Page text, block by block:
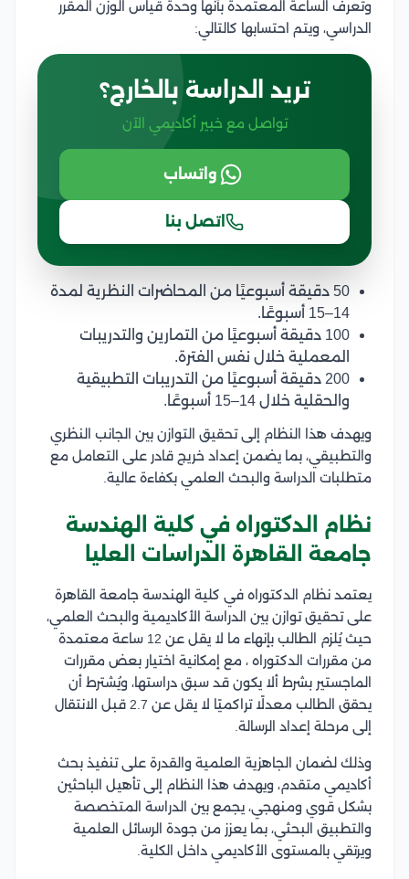
وتُعرف الساعة المعتمدة بأنها وحدة قياس الوزن المقرر
الدراسي، ويتم احتسابها كالتالي:
تريد الدراسة بالخارج؟
تواصل مع خبير أكاديمي الآن
واتساب
اتصل بنا
50 دقيقة أسبوعيًا من المحاضرات النظرية لمدة
14–15 أسبوعًا.
100 دقيقة أسبوعيًا من التمارين والتدريبات
المعملية خلال نفس الفترة.
200 دقيقة أسبوعيًا من التدريبات التطبيقية
والحقلية خلال 14–15 أسبوعًا.
ويهدف هذا النظام إلى تحقيق التوازن بين الجانب النظري
والتطبيقي، بما يضمن إعداد خريج قادر على التعامل مع
متطلبات الدراسة والبحث العلمي بكفاءة عالية.
نظام الدكتوراه في كلية الهندسة
جامعة القاهرة الدراسات العليا
يعتمد نظام الدكتوراه في كلية الهندسة جامعة القاهرة
على تحقيق توازن بين الدراسة الأكاديمية والبحث العلمي،
حيث يُلزم الطالب بإنهاء ما لا يقل عن 12 ساعة معتمدة
من مقررات الدكتوراه ، مع إمكانية اختيار بعض مقررات
الماجستير بشرط ألا يكون قد سبق دراستها، ويُشترط أن
يحقق الطالب معدلًا تراكميًا لا يقل عن 2.7 قبل الانتقال
إلى مرحلة إعداد الرسالة.
وذلك لضمان الجاهزية العلمية والقدرة على تنفيذ بحث
أكاديمي متقدم، ويهدف هذا النظام إلى تأهيل الباحثين
بشكل قوي ومنهجي، يجمع بين الدراسة المتخصصة
والتطبيق البحثي، بما يعزز من جودة الرسائل العلمية
ويرتقي بالمستوى الأكاديمي داخل الكلية.